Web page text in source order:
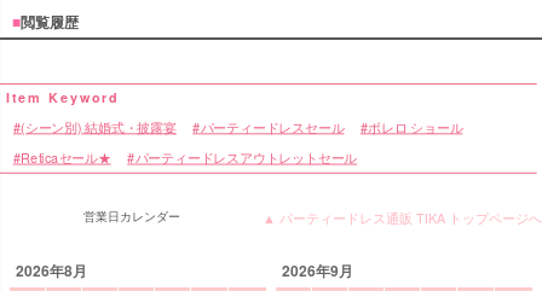
■閲覧履歴
(シーン別) 結婚式・披露宴 パーティードレスセール ボレロ ショール
Reticaセール★ パーティードレスアウトレットセール
▲ パーティードレス通販 TIKA トップページへ
営業日カレンダー
2026年8月 2026年9月